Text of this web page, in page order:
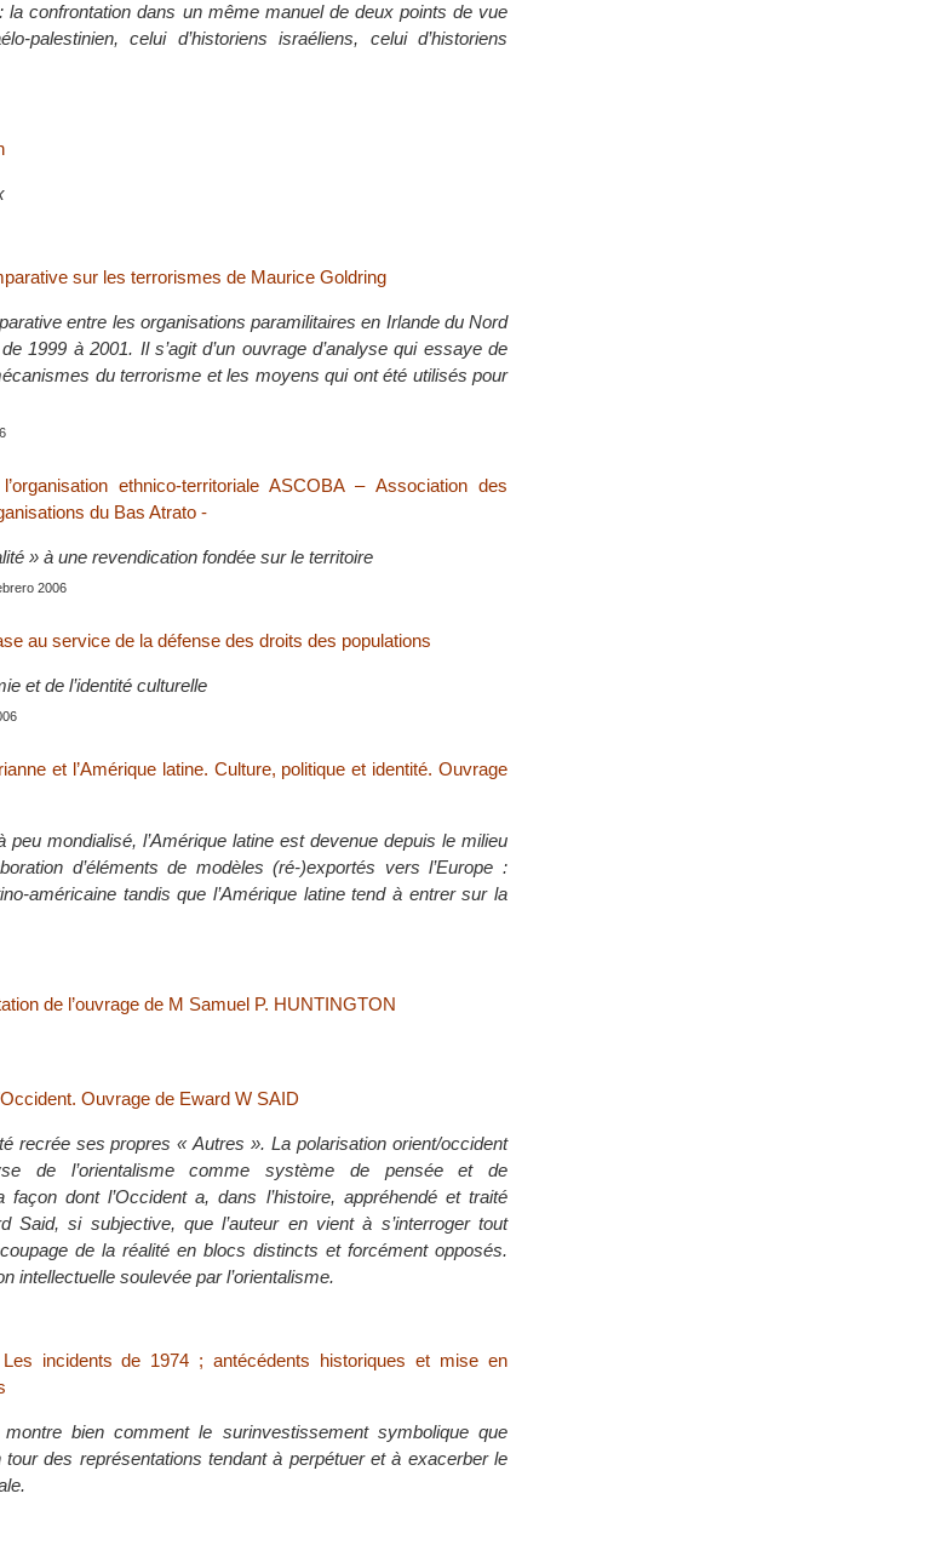
la confrontation dans un même manuel de deux points de vue
palestinien, celui d’historiens israéliens, celui d’historiens
sur les terrorismes de Maurice Goldring
entre les organisations paramilitaires en Irlande du Nord
1999 à 2001. Il s’agit d’un ouvrage d’analyse qui essaye de
du terrorisme et les moyens qui ont été utilisés pour
ethnico-territoriale ASCOBA – Association des
du Bas Atrato -
» à une revendication fondée sur le territoire
2006
au service de la défense des droits des populations
et de l’identité culturelle
et l’Amérique latine. Culture, politique et identité. Ouvrage
mondialisé, l’Amérique latine est devenue depuis le milieu
d’éléments de modèles (ré-)exportés vers l’Europe :
américaine tandis que l’Amérique latine tend à entrer sur la
de l’ouvrage de M Samuel P. HUNTINGTON
Ouvrage de Eward W SAID
recrée ses propres « Autres ». La polarisation orient/occident
de l’orientalisme comme système de pensée et de
dont l’Occident a, dans l’histoire, appréhendé et traité
Said, si subjective, que l’auteur en vient à s’interroger tout
de la réalité en blocs distincts et forcément opposés.
intellectuelle soulevée par l’orientalisme.
incidents de 1974 ; antécédents historiques et mise en
bien comment le surinvestissement symbolique que
des représentations tendant à perpétuer et à exacerber le